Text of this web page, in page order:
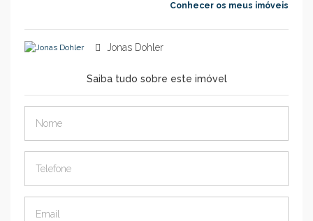
Conhecer os meus imóveis
Jonas Dohler
Saiba tudo sobre este imóvel